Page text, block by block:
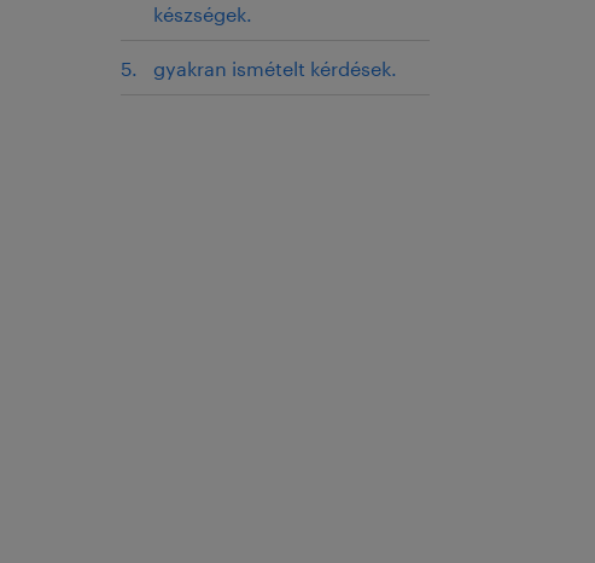
készségek.
gyakran ismételt kérdések.